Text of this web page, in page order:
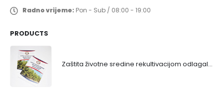
Radno vrijeme: Pon - Sub / 08:00 - 19:00
PRODUCTS
Zaštita životne sredine rekultivacijom odlagališta